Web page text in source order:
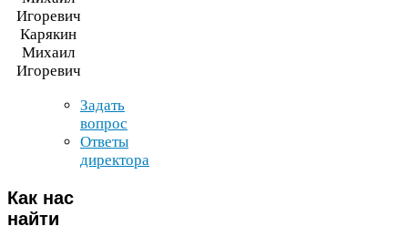
Карякин
Михаил
Игоревич
Задать
вопрос
Ответы
директора
Как нас
найти